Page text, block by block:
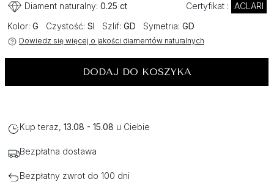
Diament naturalny: 0.25 ct Certyfikat : ACLARI
Kolor: G Czystość: SI Szlif: GD Symetria: GD
Dowiedz się więcej o jakości diamentów naturalnych
DODAJ DO KOSZYKA
Kup teraz, 13.08 - 15.08 u Ciebie
Bezpłatna dostawa
Bezpłatny zwrot do 100 dni